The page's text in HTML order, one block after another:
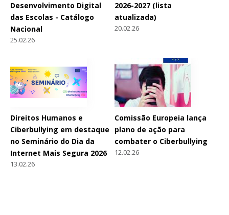
Desenvolvimento Digital
das Escolas - Catálogo
Nacional
25.02.26
2026-2027 (lista
atualizada)
20.02.26
Direitos Humanos e
Ciberbullying em destaque
no Seminário do Dia da
Internet Mais Segura 2026
13.02.26
Comissão Europeia lança
plano de ação para
combater o Ciberbullying
12.02.26